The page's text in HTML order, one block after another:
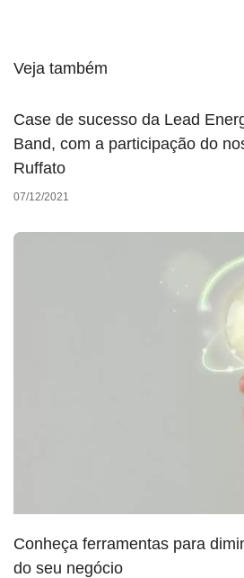
Veja também
Case de sucesso da Lead
Band, com a participação do
Ruffato
07/12/2021
Conheça ferramentas para
do seu negócio